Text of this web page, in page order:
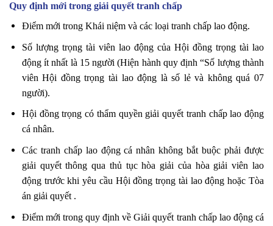
Quy định mới trong giải quyết tranh chấp
Điểm mới trong Khái niệm và các loại tranh chấp lao động.
Số lượng trọng tài viên lao động của Hội đồng trọng tài lao
động ít nhất là 15 người (Hiện hành quy định “Số lượng thành
viên Hội đồng trọng tài lao động là số lẻ và không quá 07
người).
Hội đồng trọng có thẩm quyền giải quyết tranh chấp lao động
cá nhân.
Các tranh chấp lao động cá nhân không bắt buộc phải được
giải quyết thông qua thủ tục hòa giải của hòa giải viên lao
động trước khi yêu cầu Hội đồng trọng tài lao động hoặc Tòa
án giải quyết .
Điểm mới trong quy định về Giải quyết tranh chấp lao động cá